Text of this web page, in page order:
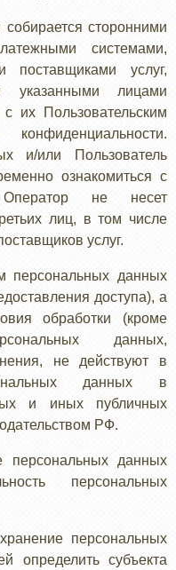
сторонними
системами,
поставщиками услуг,
указанными лицами
их Пользовательским
и/или Пользователь
ознакомиться с
Оператор не несет
лиц, в том числе
услуг.
персональных данных
доступа), а
обработки (кроме
данных,
не действуют в
данных в
и иных публичных
РФ.
персональных данных
персональных
персональных
определить субъекта